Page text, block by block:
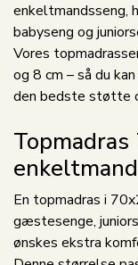
enkeltmandsseng,
babyseng og
Vores
og 8 cm – så du
den bedste støtte
En topmadras i
gæstesenge,
ønskes ekstra